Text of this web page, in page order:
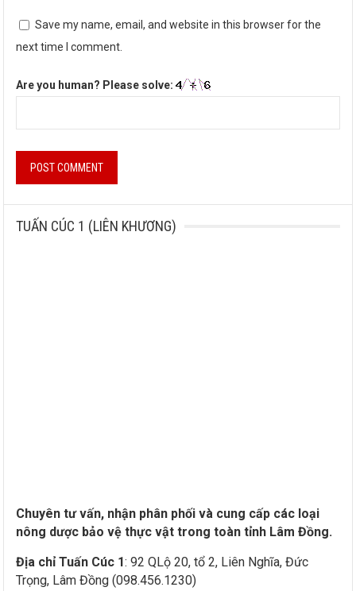
Save my name, email, and website in this browser for the
next time I comment.
Are you human? Please solve:
TUẤN CÚC 1 (LIÊN KHƯƠNG)
Chuyên tư vấn, nhận phân phối và cung cấp các loại
nông dược bảo vệ thực vật trong toàn tỉnh Lâm Đồng.
Địa chỉ Tuấn Cúc 1: 92 QLộ 20, tổ 2, Liên Nghĩa, Đức
Trọng, Lâm Đồng (098.456.1230)